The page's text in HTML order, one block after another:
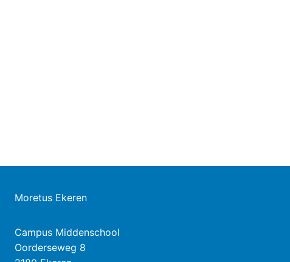
Moretus Ekeren
Campus Middenschool
Oorderseweg 8